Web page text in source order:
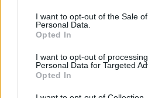
I want to opt-out of the Sale
Personal Data.
Opted In
I want to opt-out of
Personal Data for Targeted
Opted In